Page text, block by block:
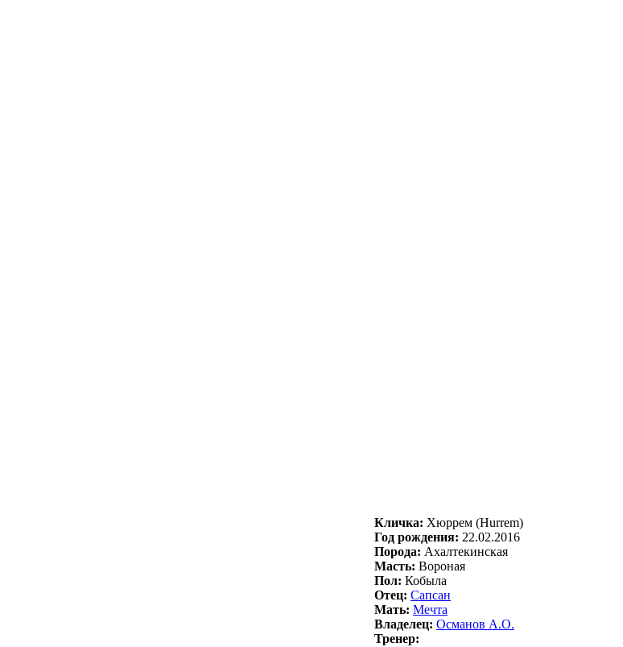
Кличка: Xюppем (Hurrem)
Год рождения: 22.02.2016
Порода: Ахалтекинская
Масть: Вороная
Пол: Кобыла
Отец: Caпсaн
Мать: Мечта
Владелец: Осмaнoв А.О.
Тренер: